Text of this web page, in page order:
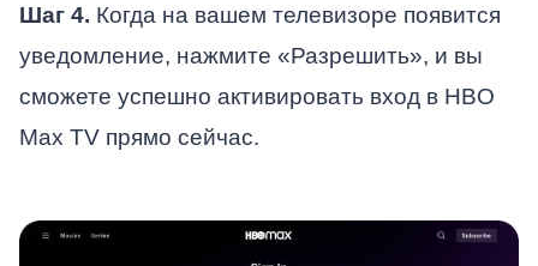
Шаг 4. Когда на вашем телевизоре появится
уведомление, нажмите «Разрешить», и вы
сможете успешно активировать вход в HBO
Max TV прямо сейчас.